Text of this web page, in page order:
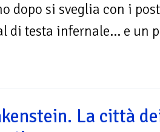
dopo si sveglia con i
di testa infernale... e un
La città